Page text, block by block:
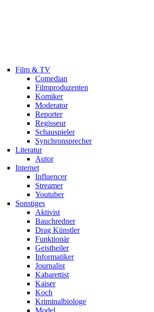
Film & TV
Comedian
Filmproduzenten
Komiker
Moderator
Reporter
Regisseur
Schauspieler
Synchronsprecher
Literatur
Autor
Internet
Influencer
Streamer
Youtuber
Sonstiges
Aktivist
Bauchredner
Drag Künstler
Funktionär
Geistheiler
Informatiker
Journalist
Kabarettist
Kaiser
Koch
Kriminalbiologe
Model